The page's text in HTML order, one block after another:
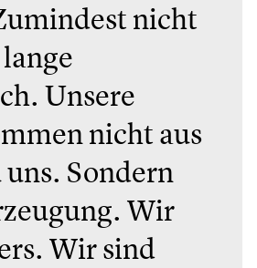
nicht
Unsere
nicht aus
Sondern
Wir
Wir sind